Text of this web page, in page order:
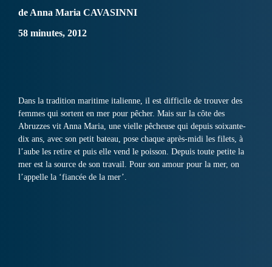
de Anna Maria CAVASINNI
58 minutes, 2012
Dans la tradition maritime italienne, il est difficile de trouver des
femmes qui sortent en mer pour pêcher. Mais sur la côte des
Abruzzes vit Anna Maria, une vielle pêcheuse qui depuis soixante-
dix ans, avec son petit bateau, pose chaque après-midi les filets, à
l’aube les retire et puis elle vend le poisson. Depuis toute petite la
mer est la source de son travail. Pour son amour pour la mer, on
l’appelle la ‘fiancée de la mer’.